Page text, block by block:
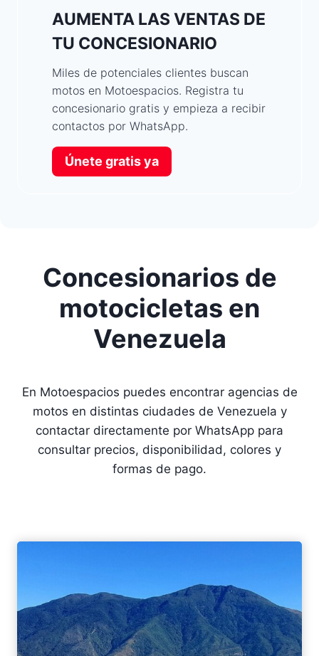
AUMENTA LAS VENTAS DE
TU CONCESIONARIO
Miles de potenciales clientes buscan
motos en Motoespacios. Registra tu
concesionario gratis y empieza a recibir
contactos por WhatsApp.
Únete gratis ya
Concesionarios de
motocicletas en
Venezuela
En Motoespacios puedes encontrar agencias de
motos en distintas ciudades de Venezuela y
contactar directamente por WhatsApp para
consultar precios, disponibilidad, colores y
formas de pago.